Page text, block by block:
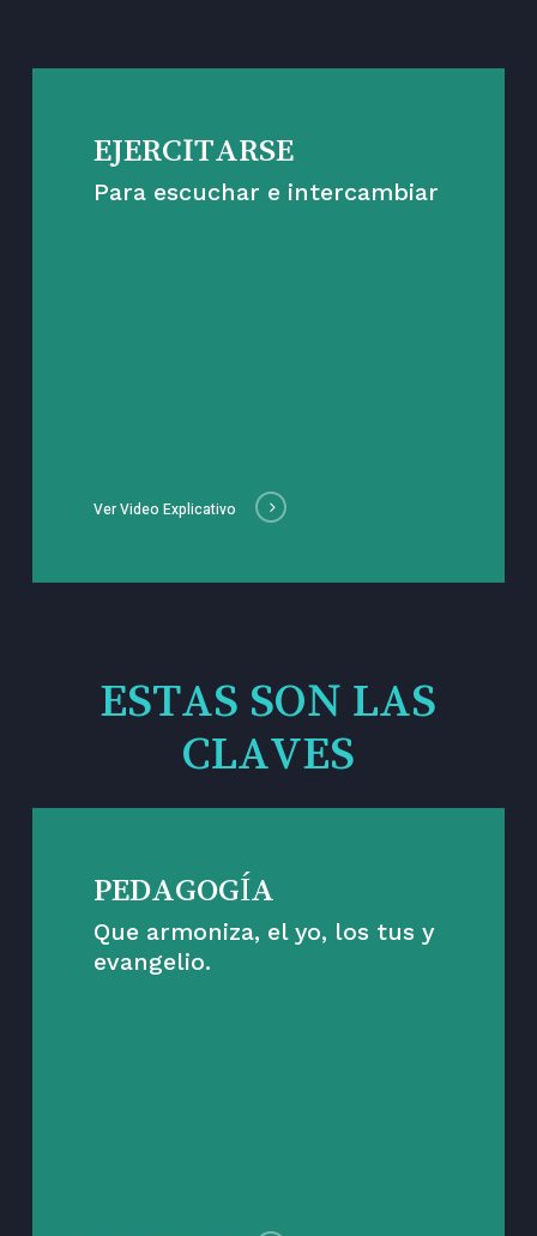
EJERCITARSE
Para escuchar e intercambiar
Ver Video Explicativo
ESTAS SON LAS
CLAVES
PEDAGOGÍA
Que armoniza, el yo, los tus y
evangelio.